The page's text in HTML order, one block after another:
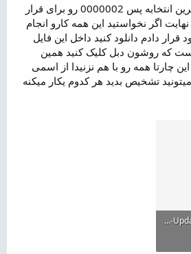
مطمئنن اولین مورد بهترین انتخابه پس 0000002 رو برای قرار
اگر نخواستید این همه کارو انجام
قرار دادم دانلود کنید داخل این فایل
که روشون دبل کلیک کنید همین
این چارتا همه رو با هم نزنیدا از اسمی
تشخیص بدید هر کدوم یکار میکنه
Disable-Automatic-Updates-on-Windows-10.zip